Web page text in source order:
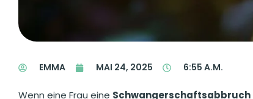
EMMA MAI 24, 2025 6:55 A.M.
Wenn eine Frau eine Schwangerschaftsabbruch